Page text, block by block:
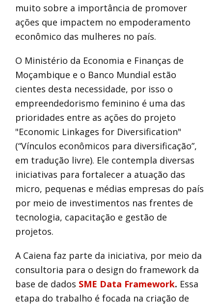
muito sobre a importância de promover
ações que impactem no empoderamento
econômico das mulheres no país.
O Ministério da Economia e Finanças de
Moçambique e o Banco Mundial estão
cientes desta necessidade, por isso o
empreendedorismo feminino é uma das
prioridades entre as ações do projeto
"Economic Linkages for Diversification"
(“Vínculos econômicos para diversificação”,
em tradução livre). Ele contempla diversas
iniciativas para fortalecer a atuação das
micro, pequenas e médias empresas do país
por meio de investimentos nas frentes de
tecnologia, capacitação e gestão de
projetos.
A Caiena faz parte da iniciativa, por meio da
consultoria para o design do framework da
base de dados SME Data Framework. Essa
etapa do trabalho é focada na criação de